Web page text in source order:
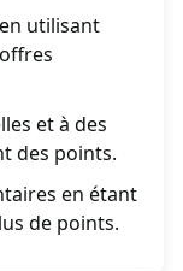
utilisant
et à des
des points.
en étant
de points.